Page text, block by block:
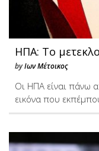
ΗΠΑ: Το
byΙων Μέτοικος
Οι ΗΠΑ είναι πάνω
εικόνα που